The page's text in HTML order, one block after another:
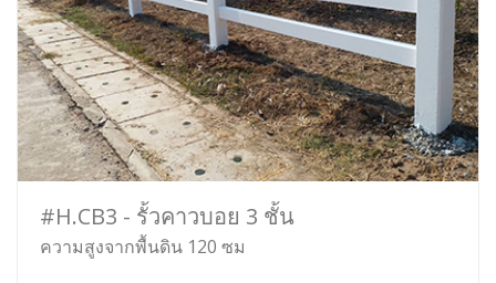
#H.CB3 - รั้วคาวบอย 3 ชั้น
ความสูงจากพื้นดิน 120 ซม